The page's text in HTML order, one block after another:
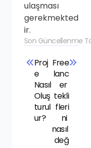
ulaşması
gerekmekted
ir.
Son Güncellenme
Proj
e
Nasıl
Oluş
turul
ur?
Free
lanc
er
tekli
fleri
ni
nasıl
değ